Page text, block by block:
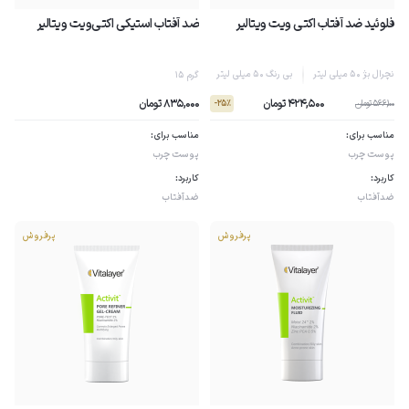
فلوئید ضد آفتاب اکتی ویت ویتالیر
نچرال بژ 50 میلی لیتر بی رنگ 50 میلی لیتر
566,100 تومان 424,500 تومان - 25٪
مناسب برای:
پوست چرب
کاربرد:
ضدآفتاب
ضد آفتاب استیکی اکتی‌ویت ویتالیر
15 گرم
835,000 تومان
مناسب برای:
پوست چرب
کاربرد:
ضدآفتاب
پرفروش پرفروش